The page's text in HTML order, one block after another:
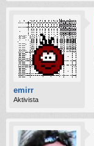
emirr
Aktivista